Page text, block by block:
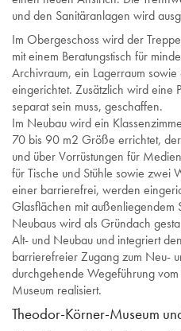
und den Sanitäranlagen wird
Im Obergeschoss wird der
mit einem Beratungstisch für
Archivraum, ein Lagerraum
eingerichtet. Zusätzlich wird eine
separat sein muss, geschaffen.
Im Neubau wird ein
70 bis 90 m2 Größe errichtet,
und über Vorrüstungen für
für Tische und Stühle sowie zwei
einer barrierefrei, werden
Glasflächen mit außenliegendem
Neubaus wird als Gründach
Alt- und Neubau und integriert
barrierefreier Zugang zum Neu-
durchgehende Wegeführung
Museum realisiert.
Theodor-Körner-Museum